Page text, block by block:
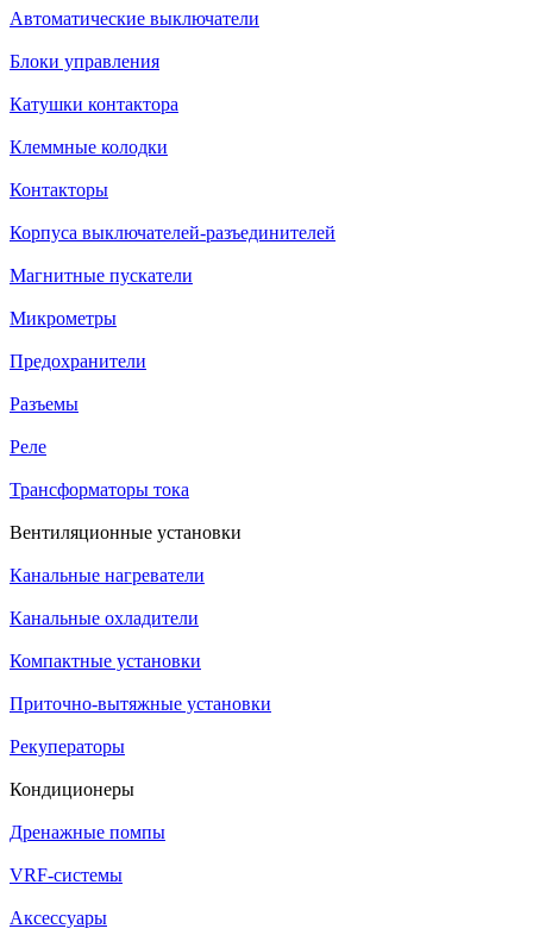
Автоматические выключатели
Блоки управления
Катушки контактора
Клеммные колодки
Контакторы
Корпуса выключателей-разъединителей
Магнитные пускатели
Микрометры
Предохранители
Разъемы
Реле
Трансформаторы тока
Вентиляционные установки
Канальные нагреватели
Канальные охладители
Компактные установки
Приточно-вытяжные установки
Рекуператоры
Кондиционеры
Дренажные помпы
VRF-системы
Аксессуары